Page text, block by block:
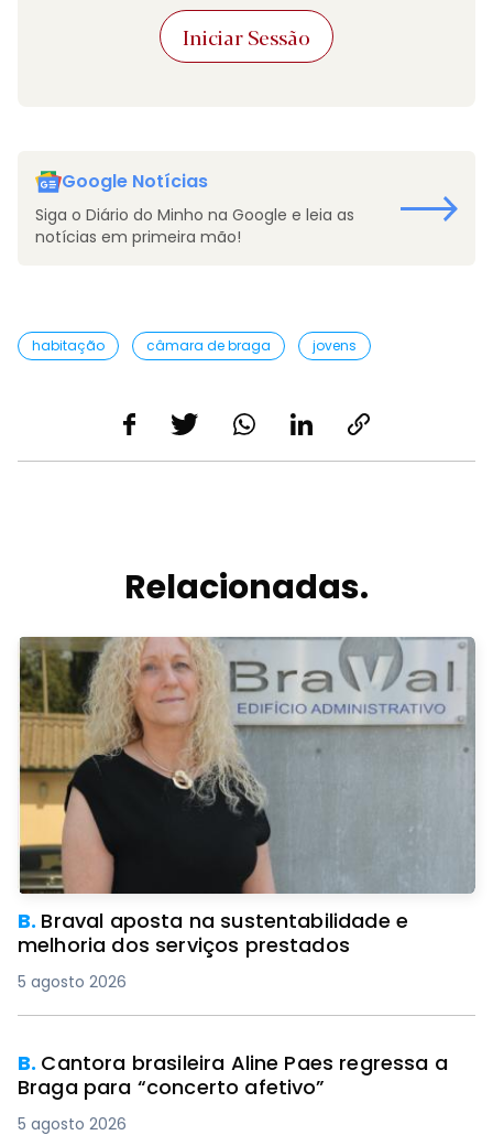
Iniciar Sessão
Google Notícias
Siga o Diário do Minho na Google e leia as
notícias em primeira mão!
habitação câmara de braga jovens
Relacionadas.
B. Braval aposta na sustentabilidade e
melhoria dos serviços prestados
5 agosto 2026
B. Cantora brasileira Aline Paes regressa a
Braga para “concerto afetivo”
5 agosto 2026